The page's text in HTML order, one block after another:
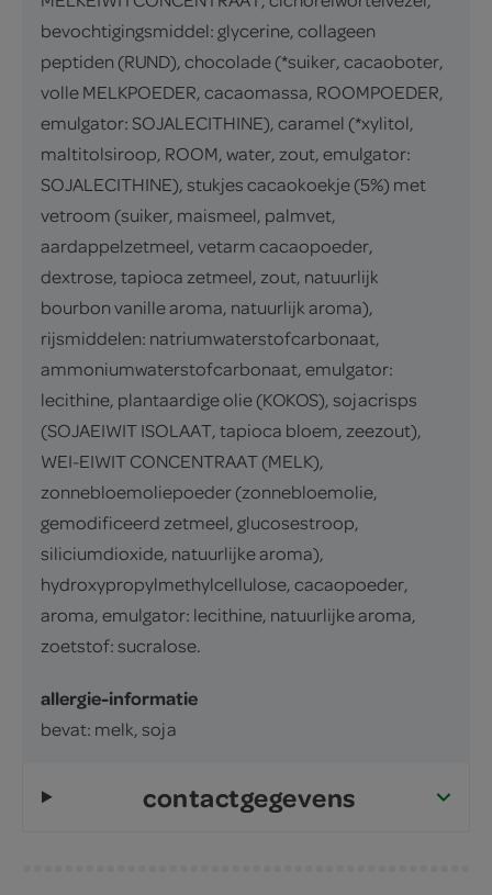
bevochtigingsmiddel: glycerine, collageen
peptiden (RUND), chocolade (*suiker, cacaoboter,
volle MELKPOEDER, cacaomassa, ROOMPOEDER,
emulgator: SOJALECITHINE), caramel (*xylitol,
maltitolsiroop, ROOM, water, zout, emulgator:
SOJALECITHINE), stukjes cacaokoekje (5%) met
vetroom (suiker, maismeel, palmvet,
aardappelzetmeel, vetarm cacaopoeder,
dextrose, tapioca zetmeel, zout, natuurlijk
bourbon vanille aroma, natuurlijk aroma),
rijsmiddelen: natriumwaterstofcarbonaat,
ammoniumwaterstofcarbonaat, emulgator:
lecithine, plantaardige olie (KOKOS), sojacrisps
(SOJAEIWIT ISOLAAT, tapioca bloem, zeezout),
WEI-EIWIT CONCENTRAAT (MELK),
zonnebloemoliepoeder (zonnebloemolie,
gemodificeerd zetmeel, glucosestroop,
siliciumdioxide, natuurlijke aroma),
hydroxypropylmethylcellulose, cacaopoeder,
aroma, emulgator: lecithine, natuurlijke aroma,
zoetstof: sucralose.
allergie-informatie
bevat: melk, soja
contactgegevens